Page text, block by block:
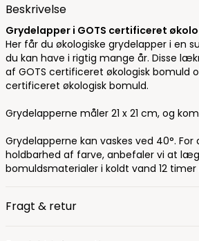
Beskrivelse
Grydelapper i GOTS certificeret
Her får du økologiske grydelapper i en
du kan have i rigtig mange år. Disse
af GOTS certificeret økologisk bomuld
certificeret økologisk bomuld.
Grydelapperne måler 21 x 21 cm, og
Grydelapperne kan vaskes ved 40°.
holdbarhed af farve, anbefaler vi at
bomuldsmaterialer i koldt vand 12
Fragt & retur